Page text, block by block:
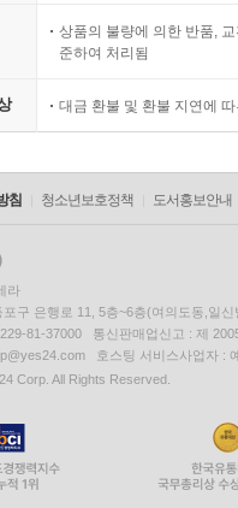
상품의 불량에 의한 반품,
준하여 처리됨
대금 환불 및 환불 지연에
침 청소년보호정책 도서홍보안내
라
포구 은행로 11, 5층~6층(여의도동,일신
81-37000 통신판매업신고 : 제
호스팅 서비스사업자 :
Corp. All Rights Reserved.